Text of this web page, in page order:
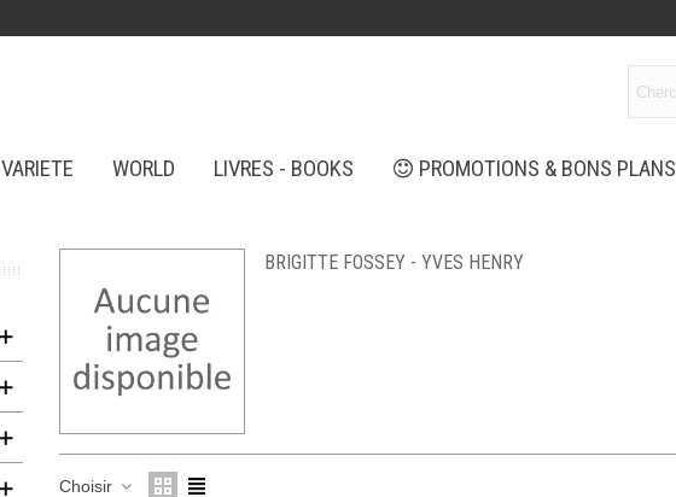
VARIETE WORLD LIVRES - BOOKS PROMOTIONS & BONS PLANS
BRIGITTE FOSSEY - YVES HENRY
Choisir